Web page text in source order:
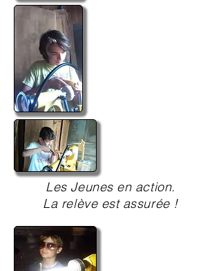
Les Jeunes en action.
La relève est assurée !